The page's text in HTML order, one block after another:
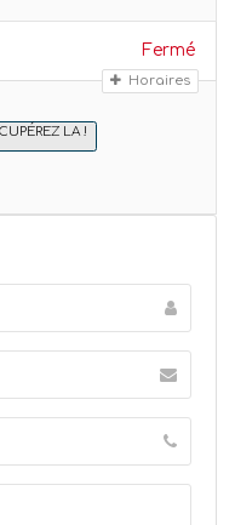
Fermé
Horaires
LA !